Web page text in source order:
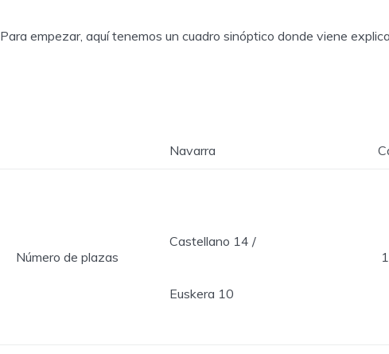
Para empezar, aquí tenemos un cuadro sinóptico donde viene
Navarra
Número de plazas
Castellano 14 /
Euskera 10